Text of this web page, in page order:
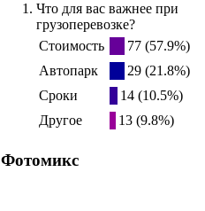
Что для вас важнее при
грузоперевозке?
Стоимость
77 (57.9%)
Автопарк
29 (21.8%)
Сроки
14 (10.5%)
Другое
13 (9.8%)
Фотомикс